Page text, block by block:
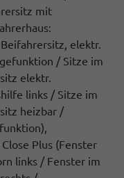
mit
elektr.
/ Sitze im
elektr.
links / Sitze im
heizbar /
Plus (Fenster
links / Fenster im